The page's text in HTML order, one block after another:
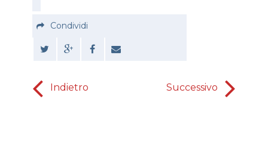
Condividi
Indietro Successivo